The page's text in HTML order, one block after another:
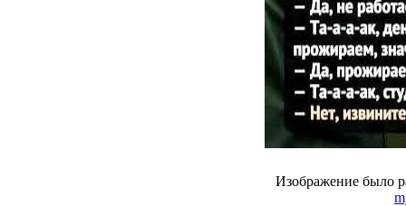
Изображение было